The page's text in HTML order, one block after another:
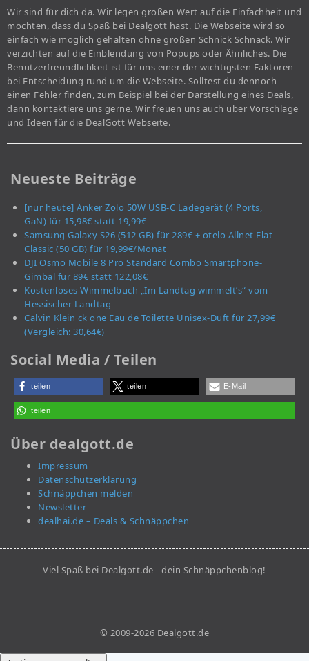
Wir sind für dich da. Wir legen großen Wert auf die Einfachheit und
möchten, dass du Spaß bei Dealgott hast. Die Webseite wird so
einfach wie möglich gehalten ohne großen Schnick Schnack. Wir
verzichten auf die Einblendung von Popups oder Ähnliches. Die
Benutzerfreundlichkeit ist für uns einer der wichtigsten Faktoren
bei Entscheidung rund um die Webseite. Solltest du dennoch
einen Fehler finden, zum Beispiel bei der Darstellung eines Deals,
dann kontaktiere uns gerne. Wir freuen uns auch über Vorschläge
und Ideen für die DealGott Webseite.
Neueste Beiträge
[nur heute] Anker Zolo 50W USB-C Ladegerät (4 Ports,
GaN) für 15,98€ statt 19,99€
Samsung Galaxy S26 (512 GB) für 289€ + otelo Allnet Flat
Classic (50 GB) für 19,99€/Monat
DJI Osmo Mobile 8 Pro Standard Combo Smartphone-
Gimbal für 89€ statt 122,08€
Kostenloses Wimmelbuch „Im Landtag wimmelt’s“ vom
Hessischer Landtag
Calvin Klein ck one Eau de Toilette Unisex-Duft für 27,99€
(Vergleich: 30,64€)
Social Media / Teilen
teilen teilen E-Mail
teilen
Über dealgott.de
Impressum
Datenschutzerklärung
Schnäppchen melden
Newsletter
dealhai.de – Deals & Schnäppchen
Viel Spaß bei Dealgott.de - dein Schnäppchenblog!
© 2009-2026 Dealgott.de